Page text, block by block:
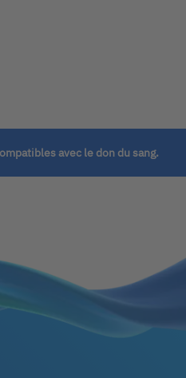
avec le don du sang.